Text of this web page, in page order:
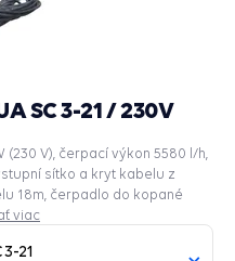
SC 3-21 / 230V
V), čerpací výkon 5580 l/h,
sítko a kryt kabelu z
18m, čerpadlo do kopané
viac
3-21